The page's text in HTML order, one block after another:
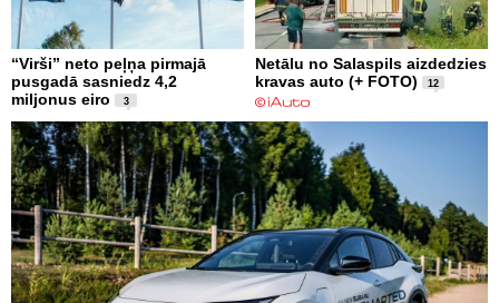
“Virši” neto peļņa pirmajā
pusgadā sasniedz 4,2
miljonus eiro
3
Netālu no Salaspils aizdedzies
kravas auto (+ FOTO)
12